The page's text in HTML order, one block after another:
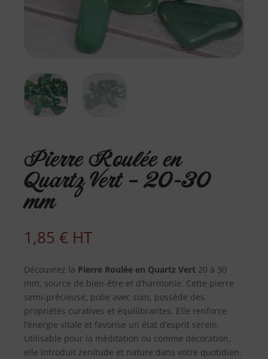
Pierre Roulée en
Quartz Vert – 20-30
mm
1,85 € HT
Découvrez la Pierre Roulée en Quartz Vert 20 à 30
mm, source de bien-être et d’harmonie. Cette pierre
semi-précieuse, polie avec soin, possède des
propriétés curatives et équilibrantes. Elle renforce
l’énergie vitale et favorise un état d’esprit serein.
Utilisable pour la méditation ou comme décoration,
elle introduit zenitude et nature dans votre quotidien.